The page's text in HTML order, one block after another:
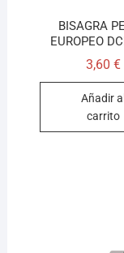
BISAGRA
EUROPEO
3,60€
Añadir al
carrito